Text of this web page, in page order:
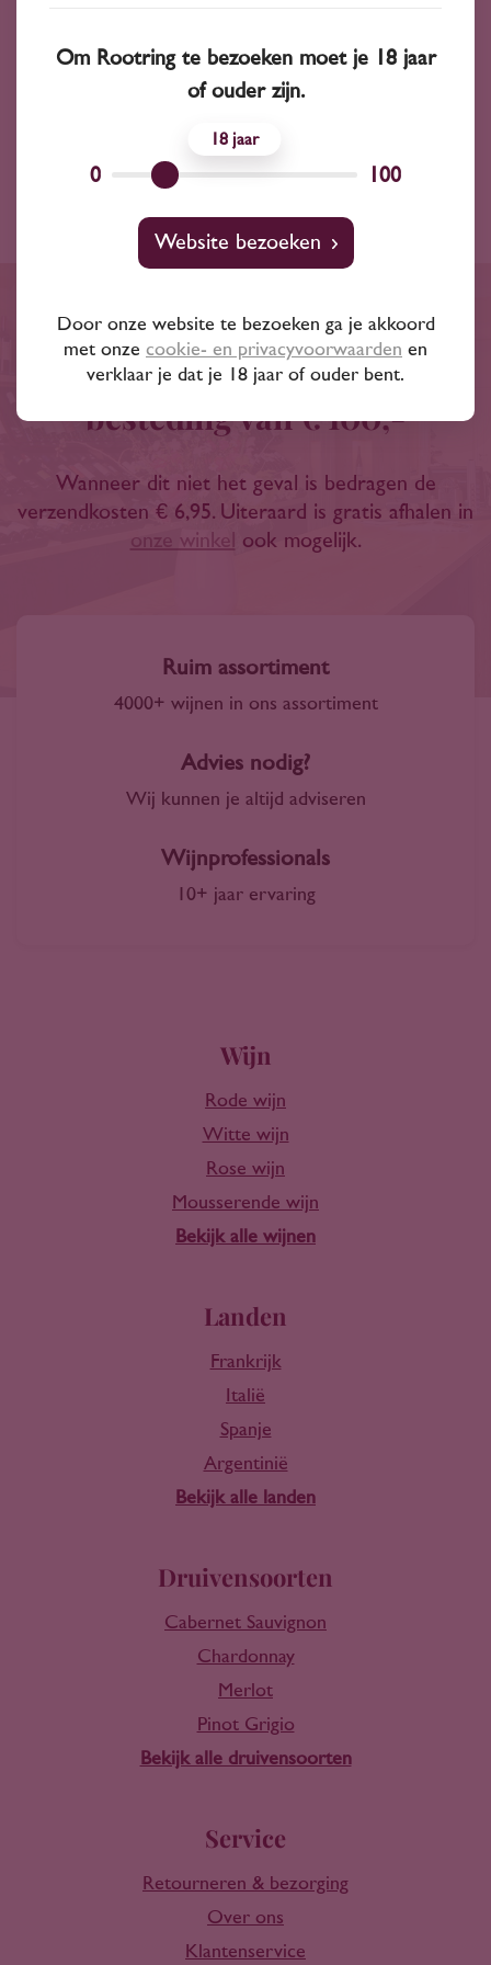
750 ml
Italië
Gratis bezorgd binnen een
straal van 20 km of bij
besteding van € 100,-
Wanneer dit niet het geval is bedragen de
verzendkosten € 6,95. Uiteraard is gratis afhalen in
onze winkel
ook mogelijk.
Ruim assortiment
4000+ wijnen in ons assortiment
Advies nodig?
Wij kunnen je altijd adviseren
Wijnprofessionals
10+ jaar ervaring
Wijn
Rode wijn
Witte wijn
Rose wijn
Mousserende wijn
Bekijk alle wijnen
Landen
Frankrijk
Italië
Spanje
Argentinië
Bekijk alle landen
Druivensoorten
Cabernet Sauvignon
Chardonnay
Merlot
Pinot Grigio
Bekijk alle druivensoorten
Service
Retourneren & bezorging
Over ons
Klantenservice
Om Rootring te bezoeken moet je 18 jaar
of ouder zijn.
0
18
100
Website bezoeken
Door onze website te bezoeken ga je akkoord
met onze cookie- en privacyvoorwaarden en
verklaar je dat je 18 jaar of ouder bent.